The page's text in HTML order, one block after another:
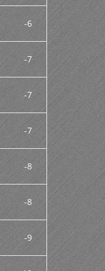
-6
-7
-7
-7
-8
-8
-9